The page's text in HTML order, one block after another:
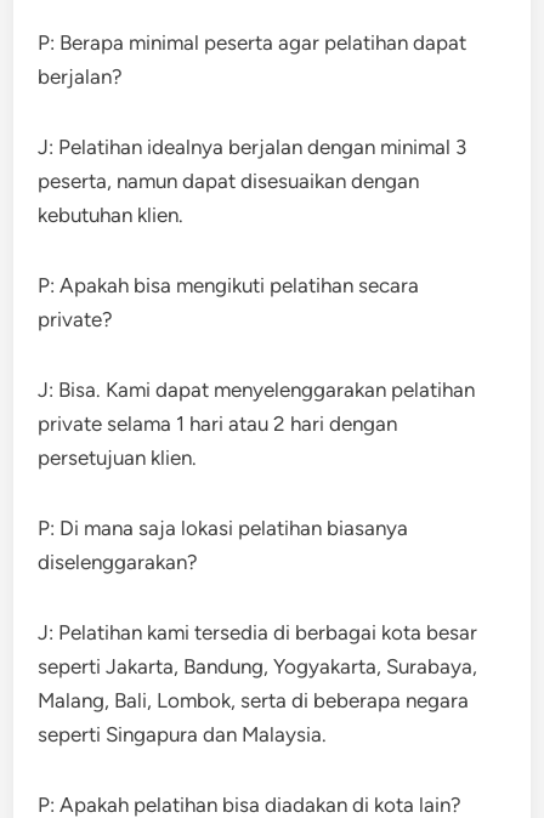
P: Berapa minimal peserta agar pelatihan dapat
berjalan?
J: Pelatihan idealnya berjalan dengan minimal 3
peserta, namun dapat disesuaikan dengan
kebutuhan klien.
P: Apakah bisa mengikuti pelatihan secara
private?
J: Bisa. Kami dapat menyelenggarakan pelatihan
private selama 1 hari atau 2 hari dengan
persetujuan klien.
P: Di mana saja lokasi pelatihan biasanya
diselenggarakan?
J: Pelatihan kami tersedia di berbagai kota besar
seperti Jakarta, Bandung, Yogyakarta, Surabaya,
Malang, Bali, Lombok, serta di beberapa negara
seperti Singapura dan Malaysia.
P: Apakah pelatihan bisa diadakan di kota lain?